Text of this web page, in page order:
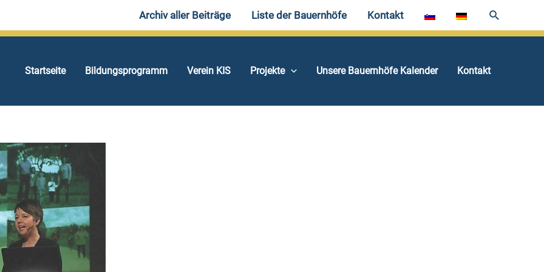
Archiv aller Beiträge Liste der Bauernhöfe Kontakt
Startseite Bildungsprogramm Verein KIS Projekte Unsere Bauernhöfe Kalender Kontakt